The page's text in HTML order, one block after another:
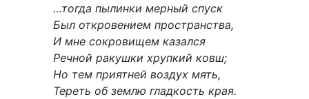
…тогда пылинки мерный спуск
Был откровением пространства,
И мне сокровищем казался
Речной ракушки хрупкий ковш;
Но тем приятней воздух мять,
Тереть об землю гладкость края.